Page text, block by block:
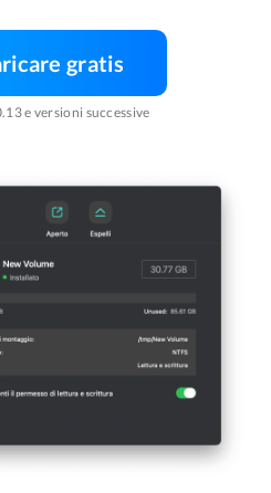
gratis
e versioni successive